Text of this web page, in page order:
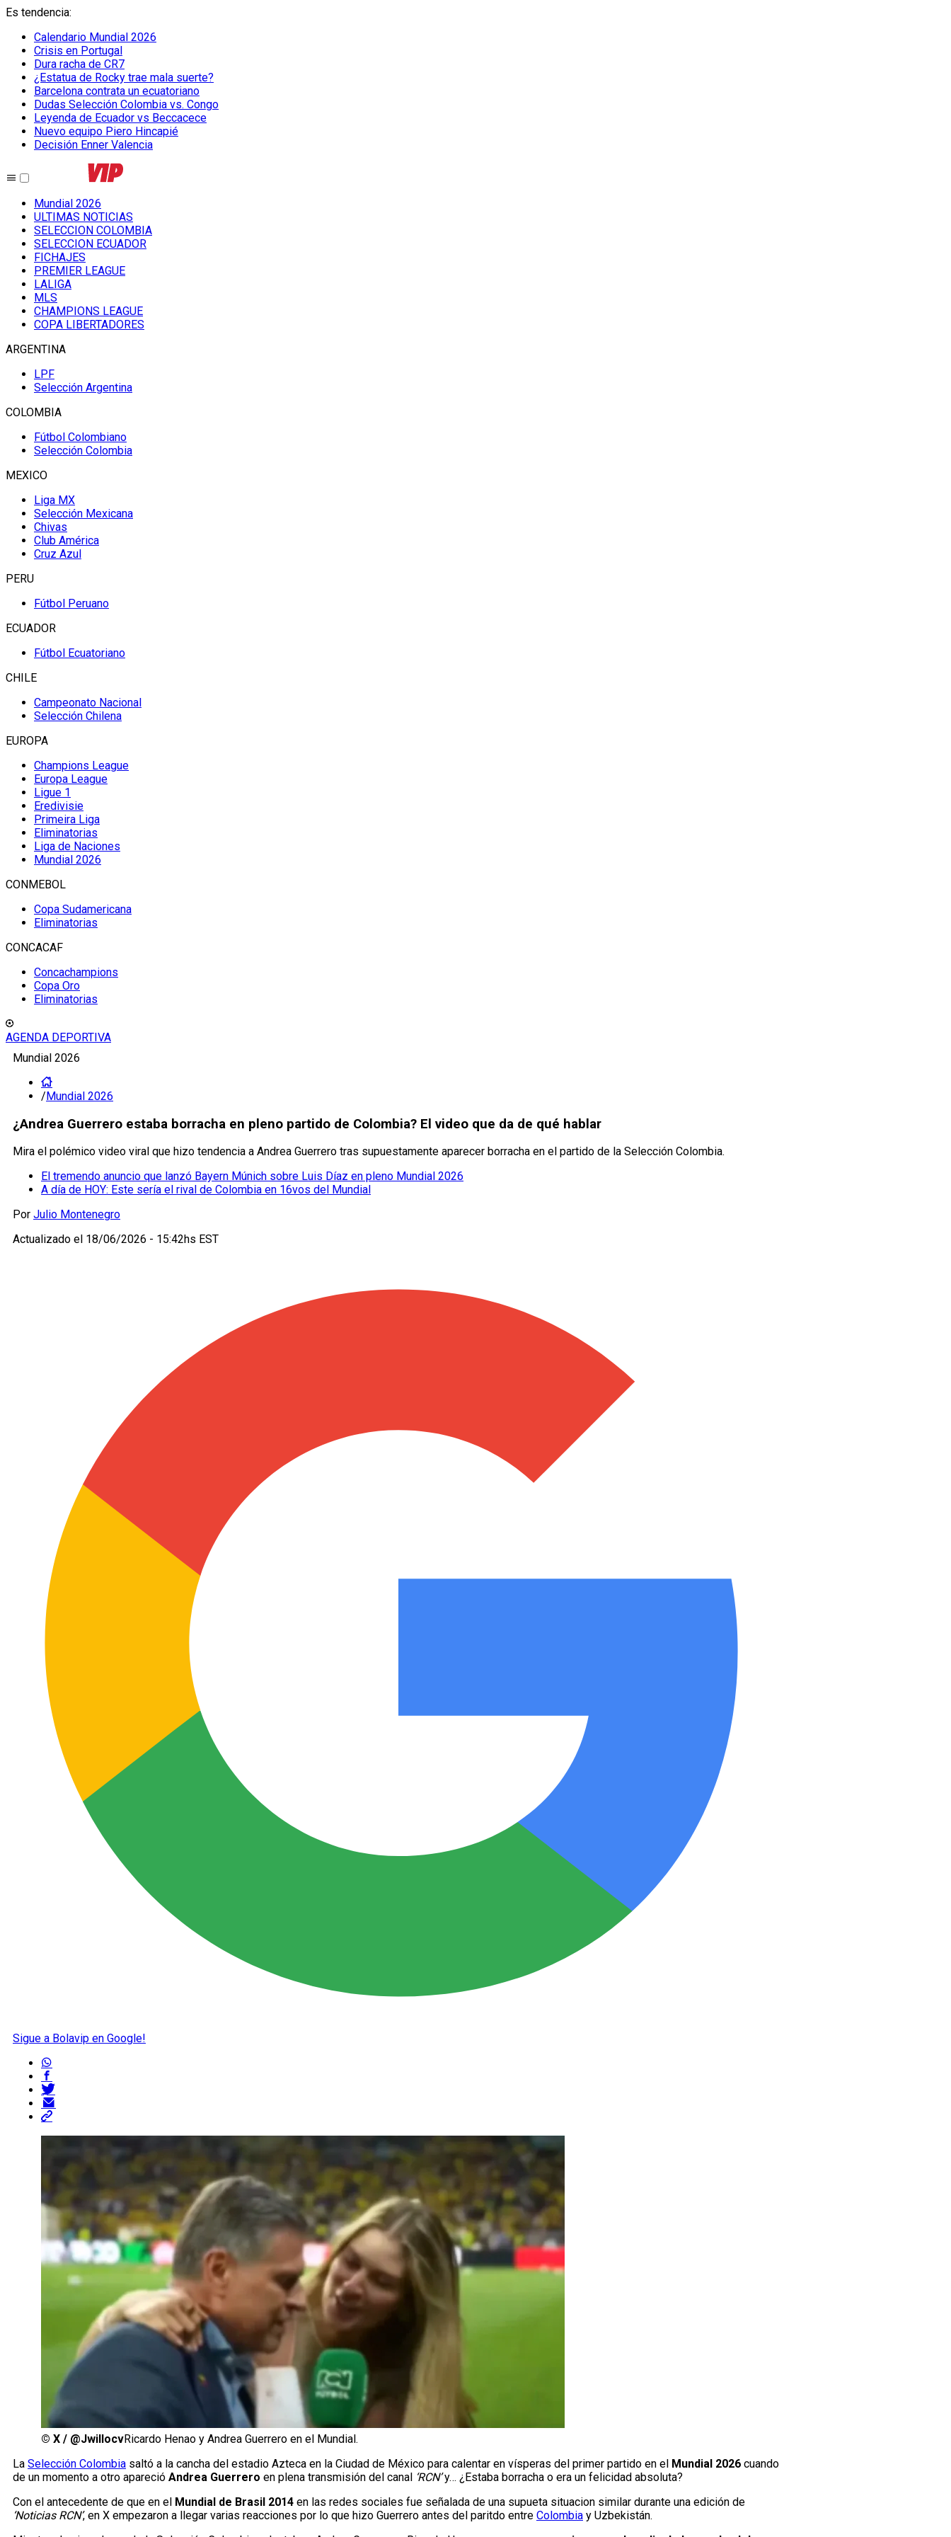
Es tendencia:
Calendario Mundial 2026
Crisis en Portugal
Dura racha de CR7
¿Estatua de Rocky trae mala suerte?
Barcelona contrata un ecuatoriano
Dudas Selección Colombia vs. Congo
Leyenda de Ecuador vs Beccacece
Nuevo equipo Piero Hincapié
Decisión Enner Valencia
Mundial 2026
ULTIMAS NOTICIAS
SELECCION COLOMBIA
SELECCION ECUADOR
FICHAJES
PREMIER LEAGUE
LALIGA
MLS
CHAMPIONS LEAGUE
COPA LIBERTADORES
ARGENTINA
LPF
Selección Argentina
COLOMBIA
Fútbol Colombiano
Selección Colombia
MEXICO
Liga MX
Selección Mexicana
Chivas
Club América
Cruz Azul
PERU
Fútbol Peruano
ECUADOR
Fútbol Ecuatoriano
CHILE
Campeonato Nacional
Selección Chilena
EUROPA
Champions League
Europa League
Ligue 1
Eredivisie
Primeira Liga
Eliminatorias
Liga de Naciones
Mundial 2026
CONMEBOL
Copa Sudamericana
Eliminatorias
CONCACAF
Concachampions
Copa Oro
Eliminatorias
AGENDA DEPORTIVA
Mundial 2026
/Mundial 2026
¿Andrea Guerrero estaba borracha en pleno partido de Colombia? El video que da de qué hablar
Mira el polémico video viral que hizo tendencia a Andrea Guerrero tras supuestamente aparecer borracha en el partido de la Selección Colombia.
El tremendo anuncio que lanzó Bayern Múnich sobre Luis Díaz en pleno Mundial 2026
A día de HOY: Este sería el rival de Colombia en 16vos del Mundial
Por Julio Montenegro
Actualizado el 18/06/2026 - 15:42hs EST
Sigue a Bolavip en Google!
© X / @JwillocvRicardo Henao y Andrea Guerrero en el Mundial.
La Selección Colombia saltó a la cancha del estadio Azteca en la Ciudad de México para calentar en vísperas del primer partido en el Mundial 2026 cuando
de un momento a otro apareció Andrea Guerrero en plena transmisión del canal ‘RCN’y… ¿Estaba borracha o era un felicidad absoluta?
Con el antecedente de que en el Mundial de Brasil 2014 en las redes sociales fue señalada de una supueta situacion similar durante una edición de
‘Noticias RCN’, en X empezaron a llegar varias reacciones por lo que hizo Guerrero antes del paritdo entre Colombia y Uzbekistán.